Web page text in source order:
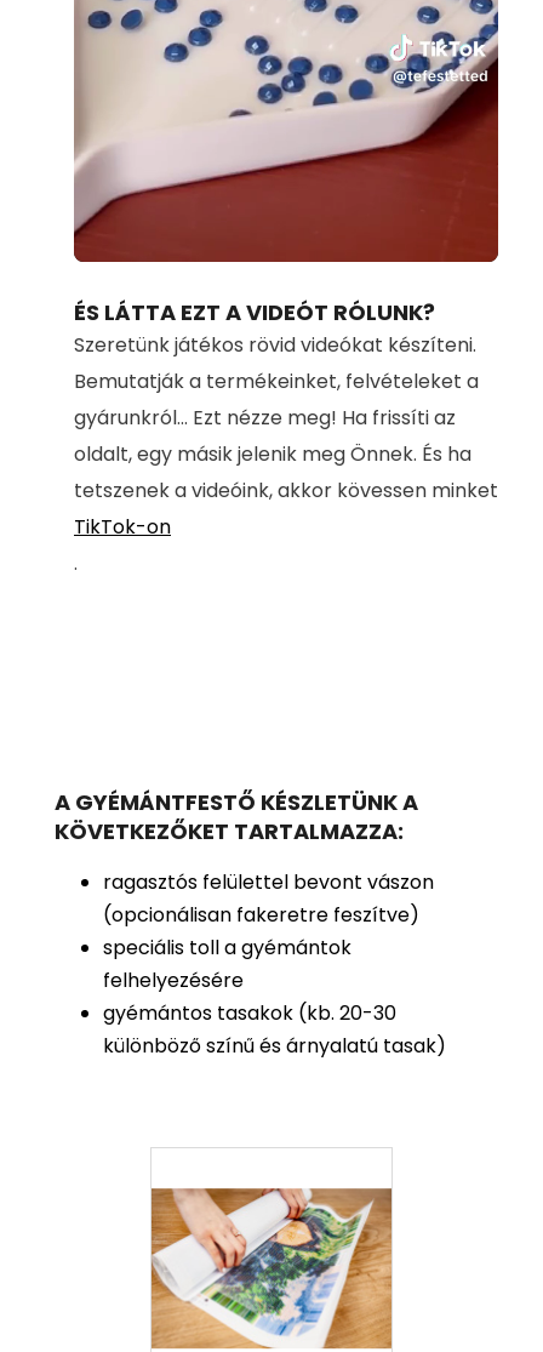
100.00%
ÉS LÁTTA EZT A VIDEÓT RÓLUNK?
Szeretünk játékos rövid videókat készíteni.
Bemutatják a termékeinket, felvételeket a
gyárunkról... Ezt nézze meg! Ha frissíti az
oldalt, egy másik jelenik meg Önnek. És ha
tetszenek a videóink, akkor kövessen minket
TikTok-on
.
A GYÉMÁNTFESTŐ KÉSZLETÜNK A
KÖVETKEZŐKET TARTALMAZZA:
ragasztós felülettel bevont vászon
(opcionálisan fakeretre feszítve)
speciális toll a gyémántok
felhelyezésére
gyémántos tasakok (kb. 20-30
különböző színű és árnyalatú tasak)